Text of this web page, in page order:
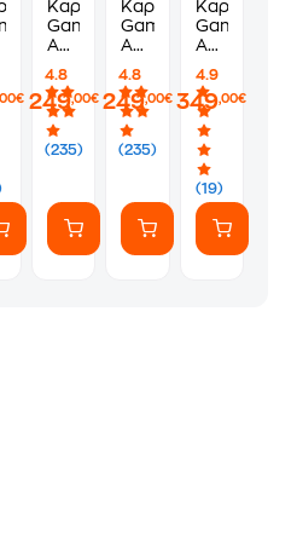
Καρέκλα
Gaming
Anda
Phantom
3
Υφασμάτινη
-
Carbon
4.8
(235)
249,00€
Καρέκλα
Gaming
Anda
Phantom
3
από
Τεχνητό
Δέρμα
Elegant
Black
4.8
(235)
249,00€
Καρέκλα
Gaming
Anda
T-
Pro
II
Υφασμάτινη
-
Γκρι/
Μαύρη
4.9
(19)
349,00€